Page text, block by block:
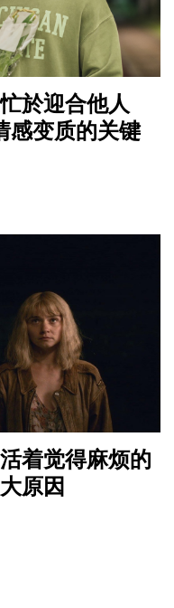
於迎合他人
感变质的关键
着觉得麻烦的
原因